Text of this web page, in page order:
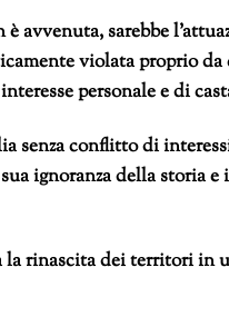
avvenuta, sarebbe
violata proprio
personale e di
senza conflitto di
ignoranza della storia
rinascita dei territori in